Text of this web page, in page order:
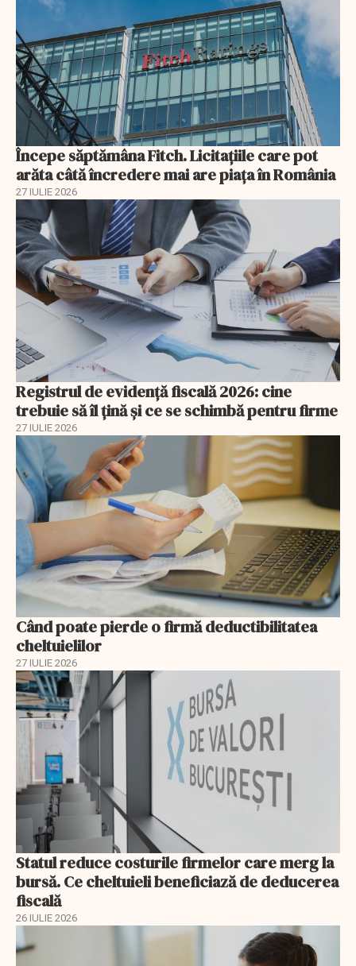
Începe săptămâna Fitch. Licitațiile care pot
arăta câtă încredere mai are piața în România
27 IULIE 2026
Registrul de evidență fiscală 2026: cine
trebuie să îl țină și ce se schimbă pentru firme
27 IULIE 2026
Când poate pierde o firmă deductibilitatea
cheltuielilor
27 IULIE 2026
Statul reduce costurile firmelor care merg la
bursă. Ce cheltuieli beneficiază de deducerea
fiscală
26 IULIE 2026